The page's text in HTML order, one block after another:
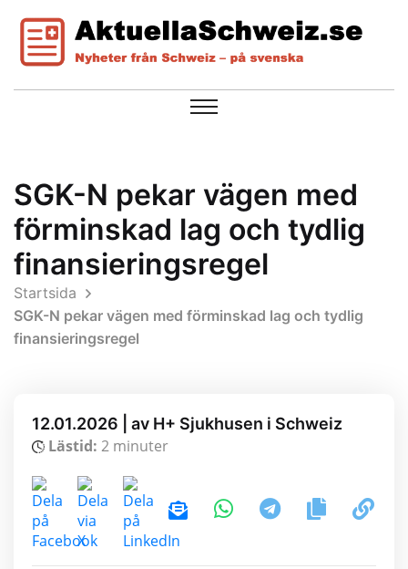
SGK-N pekar vägen med
förminskad lag och tydlig
finansieringsregel
Startsida
SGK-N pekar vägen med förminskad lag och tydlig
finansieringsregel
12.01.2026 | av H+ Sjukhusen i Schweiz
Lästid: 2 minuter